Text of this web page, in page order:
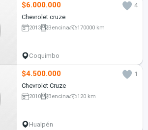
$6.000.000
4
Chevrolet cruze
2013 Bencina 170000 km
Coquimbo
$4.500.000
1
Chevrolet Cruze
2010 Bencina 120 km
Hualpén